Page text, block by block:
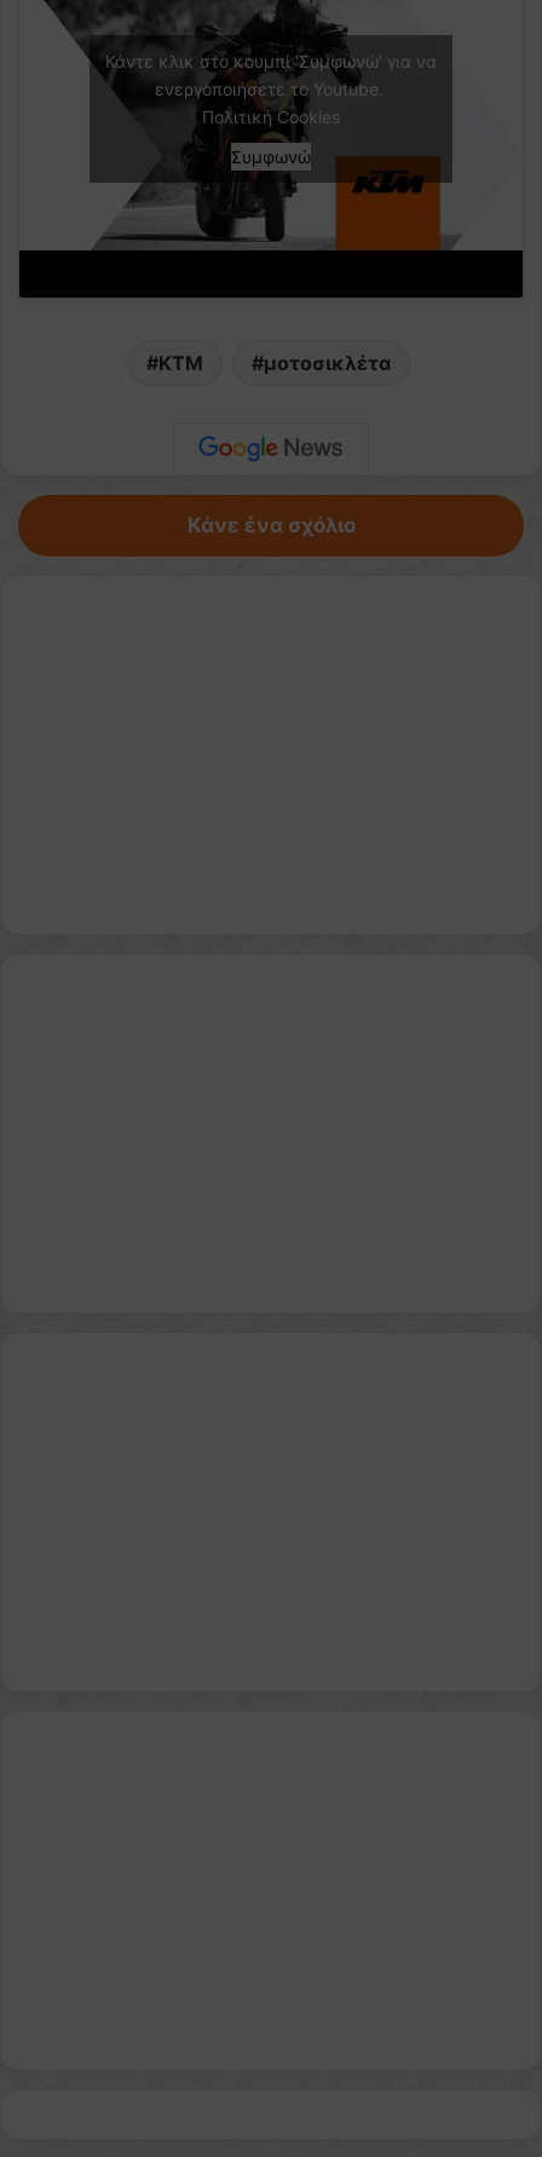
Κάντε κλικ στο κουμπί 'Συμφωνώ' για να
ενεργοποιήσετε το Youtube.
Πολιτική Cookies
Συμφωνώ
KTM μοτοσικλέτα
Κάνε ένα σχόλιο